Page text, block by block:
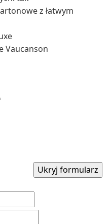
z łatwym
Vaucanson